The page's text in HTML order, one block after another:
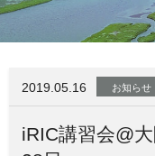
2019.05.16 お知らせ
iRIC講習会@